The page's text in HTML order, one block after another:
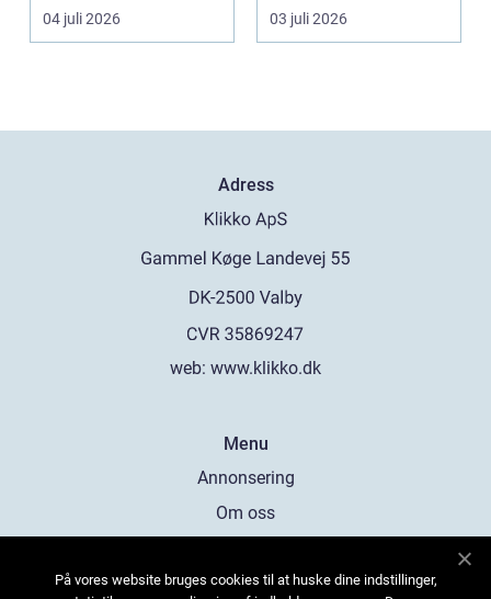
kanter eller en sned
tandr...
04 juli 2026 03 juli 2026
Adress
web: www.klikko.dk
Menu
Annonsering
Om oss
Kontakta oss
På vores website bruges cookies til at huske dine indstillinger,